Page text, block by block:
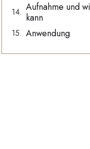
Aufnahme und
kann
Anwendung